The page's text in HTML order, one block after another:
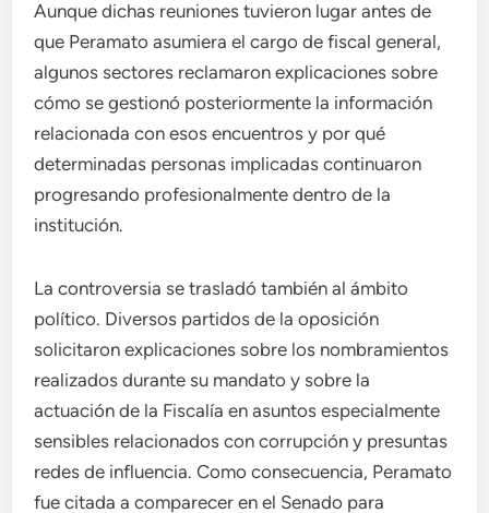
Aunque dichas reuniones tuvieron lugar antes de
que Peramato asumiera el cargo de fiscal general,
algunos sectores reclamaron explicaciones sobre
cómo se gestionó posteriormente la información
relacionada con esos encuentros y por qué
determinadas personas implicadas continuaron
progresando profesionalmente dentro de la
institución.
La controversia se trasladó también al ámbito
político. Diversos partidos de la oposición
solicitaron explicaciones sobre los nombramientos
realizados durante su mandato y sobre la
actuación de la Fiscalía en asuntos especialmente
sensibles relacionados con corrupción y presuntas
redes de influencia. Como consecuencia, Peramato
fue citada a comparecer en el Senado para